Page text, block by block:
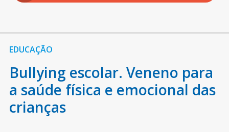
EDUCAÇÃO
Bullying escolar. Veneno para
a saúde física e emocional das
crianças